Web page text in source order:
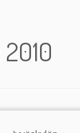
2010